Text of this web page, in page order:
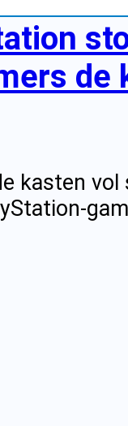
de
kasten vol